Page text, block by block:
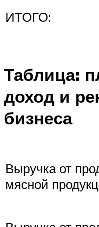
ИТОГО:
Таблица:
доход и
бизнеса
Выручка от
мясной